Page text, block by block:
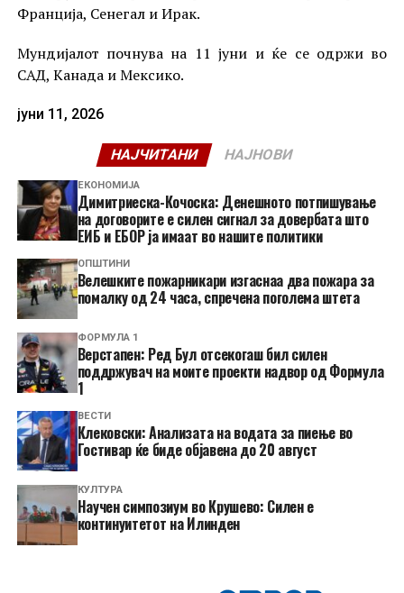
Франција, Сенегал и Ирак.
Мундијалот почнува на 11 јуни и ќе се одржи во
САД, Канада и Мексико.
јуни 11, 2026
НАЈЧИТАНИ НАЈНОВИ
ЕКОНОМИЈА
Димитриеска-Кочоска: Денешното потпишување
на договорите е силен сигнал за довербата што
ЕИБ и ЕБОР ја имаат во нашите политики
ОПШТИНИ
Велешките пожарникари изгаснаа два пожара за
помалку од 24 часа, спречена поголема штета
ФОРМУЛА 1
Верстапен: Ред Бул отсекогаш бил силен
поддржувач на моите проекти надвор од Формула
1
ВЕСТИ
Клековски: Анализата на водата за пиење во
Гостивар ќе биде објавена до 20 август
КУЛТУРА
Научен симпозиум во Крушево: Силен е
континуитетот на Илинден